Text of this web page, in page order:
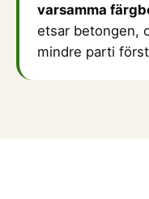
varsamma
etsar betongen,
mindre parti